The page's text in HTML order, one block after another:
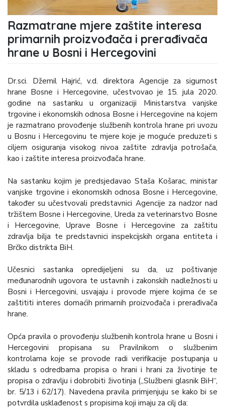
Razmatrane mjere zaštite interesa
primarnih proizvođača i prerađivača
hrane u Bosni i Hercegovini
Dr.sci. Džemil Hajrić, v.d. direktora Agencije za sigurnost
hrane Bosne i Hercegovine, učestvovao je 15. jula 2020.
godine na sastanku u organizaciji Ministarstva vanjske
trgovine i ekonomskih odnosa Bosne i Hercegovine na kojem
je razmatrano provođenje službenih kontrola hrane pri uvozu
u Bosnu i Hercegovinu te mjere koje je moguće preduzeti s
ciljem osiguranja visokog nivoa zaštite zdravlja potrošača,
kao i zaštite interesa proizvođača hrane.
Na sastanku kojim je predsjedavao Staša Košarac, ministar
vanjske trgovine i ekonomskih odnosa Bosne i Hercegovine,
također su učestvovali predstavnici Agencije za nadzor nad
tržištem Bosne i Hercegovine, Ureda za veterinarstvo Bosne
i Hercegovine, Uprave Bosne i Hercegovine za zaštitu
zdravlja bilja te predstavnici inspekcijskih organa entiteta i
Brčko distrikta BiH.
Učesnici sastanka opredijeljeni su da, uz poštivanje
međunarodnih ugovora te ustavnih i zakonskih nadležnosti u
Bosni i Hercegovini, usvajaju i provode mjere kojima će se
zaštititi interes domaćih primarnih proizvođača i prerađivača
hrane.
Opća pravila o provođenju službenih kontrola hrane u Bosni i
Hercegovini propisana su Pravilnikom o službenim
kontrolama koje se provode radi verifikacije postupanja u
skladu s odredbama propisa o hrani i hrani za životinje te
propisa o zdravlju i dobrobiti životinja („Službeni glasnik BiH“,
br. 5/13 i 62/17). Navedena pravila primjenjuju se kako bi se
potvrdila usklađenost s propisima koji imaju za cilj da: